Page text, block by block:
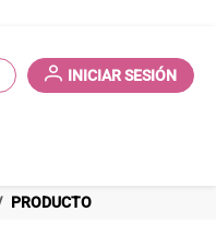
INICIAR SESIÓN
PRODUCTO